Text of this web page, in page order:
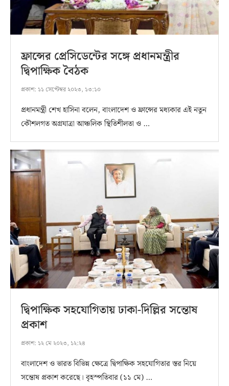
ফ্রান্সের প্রেসিডেন্টের সঙ্গে প্রধানমন্ত্রীর
দ্বিপাক্ষিক বৈঠক
প্রকাশ: ১১ সেপ্টেম্বর ২০২৩, ১৩:১০
প্রধানমন্ত্রী শেখ হাসিনা বলেন, বাংলাদেশ ও ফ্রান্সের মধ্যকার এই নতুন
কৌশলগত অগ্রযাত্রা আঞ্চলিক স্থিতিশীলতা ও …
দ্বিপাক্ষিক সহযোগিতায় ঢাকা-দিল্লির সন্তোষ
প্রকাশ
প্রকাশ: ১২ মে ২০২৩, ১২:২৪
বাংলাদেশ ও ভারত বিভিন্ন ক্ষেত্রে দ্বিপাক্ষিক সহযোগিতার স্তর নিয়ে
সন্তোষ প্রকাশ করেছে। বৃহস্পতিবার (১১ মে) …